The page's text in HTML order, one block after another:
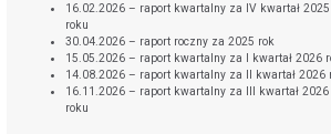
16.02.2026 – raport kwartalny za IV kwartał 2025
roku
30.04.2026 – raport roczny za 2025 rok
15.05.2026 – raport kwartalny za I kwartał 2026
14.08.2026 – raport kwartalny za II kwartał 2026
16.11.2026 – raport kwartalny za III kwartał 2026
roku